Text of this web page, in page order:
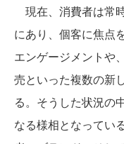
現在、消費者は常
にあり、個客に焦点
エンゲージメントや
売といった複数の新
る。そうした状況の
なる様相となってい